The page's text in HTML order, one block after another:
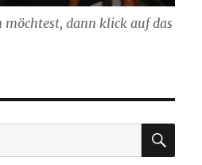
möchtest, dann klick auf das